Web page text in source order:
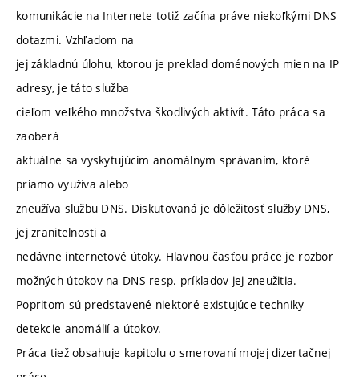
komunikácie na Internete totiž začína práve niekoľkými DNS
dotazmi. Vzhľadom na
jej základnú úlohu, ktorou je preklad doménových mien na IP
adresy, je táto služba
cieľom veľkého množstva škodlivých aktivít. Táto práca sa
zaoberá
aktuálne sa vyskytujúcim anomálnym správaním, ktoré
priamo využíva alebo
zneužíva službu DNS. Diskutovaná je dôležitosť služby DNS,
jej zranitelnosti a
nedávne internetové útoky. Hlavnou časťou práce je rozbor
možných útokov na DNS resp. príkladov jej zneužitia.
Popritom sú predstavené niektoré existujúce techniky
detekcie anomálií a útokov.
Práca tiež obsahuje kapitolu o smerovaní mojej dizertačnej